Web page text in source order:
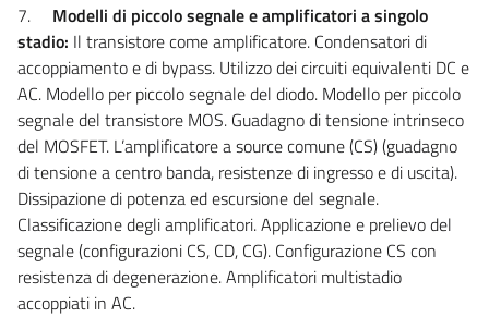
7. Modelli di piccolo segnale e amplificatori a singolo
stadio: Il transistore come amplificatore. Condensatori di
accoppiamento e di bypass. Utilizzo dei circuiti equivalenti DC e
AC. Modello per piccolo segnale del diodo. Modello per piccolo
segnale del transistore MOS. Guadagno di tensione intrinseco
del MOSFET. L’amplificatore a source comune (CS) (guadagno
di tensione a centro banda, resistenze di ingresso e di uscita).
Dissipazione di potenza ed escursione del segnale.
Classificazione degli amplificatori. Applicazione e prelievo del
segnale (configurazioni CS, CD, CG). Configurazione CS con
resistenza di degenerazione. Amplificatori multistadio
accoppiati in AC.